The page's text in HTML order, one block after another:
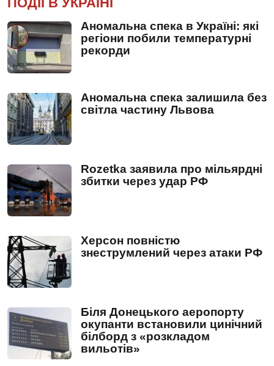
Аномальна спека в Україні: які
регіони побили температурні
рекорди
Аномальна спека залишила без
світла частину Львова
Rozetka заявила про мільярдні
збитки через удар РФ
Херсон повністю
знеструмлений через атаки РФ
Біля Донецького аеропорту
окупанти встановили цинічний
білборд з «розкладом
вильотів»